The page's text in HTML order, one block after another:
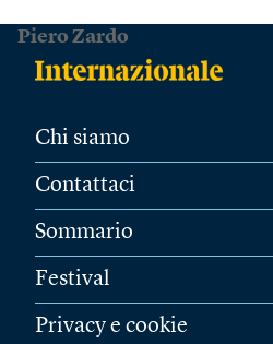
Piero Zardo
Chi siamo
Contattaci
Sommario
Festival
Privacy e cookie